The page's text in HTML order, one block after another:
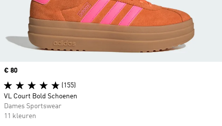
Price
€ 80
(155)
VL Court Bold Schoenen
Dames Sportswear
11 kleuren